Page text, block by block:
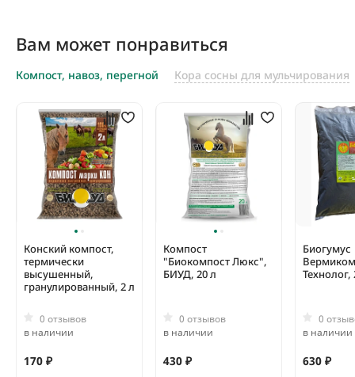
Вам может понравиться
Компост, навоз, перегной Кора сосны для мульчирования
Конский компост,
термически
высушенный,
гранулированный, 2 л
0 отзывов
в наличии
170 ₽
Компост
"Биокомпост Люкс",
БИУД, 20 л
0 отзывов
в наличии
430 ₽
Биогумус
Технолог,
0
в наличии
630 ₽